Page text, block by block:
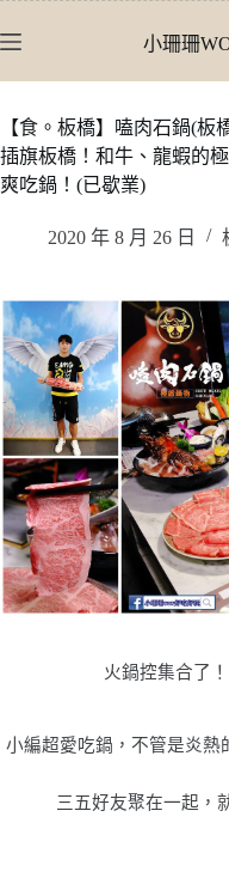
至
內
容
小珊珊
【食。板橋】嗑肉石鍋(
插旗板橋！和牛、龍蝦的
爽吃鍋！(已歇業)
2020 年 8 月 26 日
火鍋控集合了！
小編超愛吃鍋，不管是炎熱
三五好友聚在一起，